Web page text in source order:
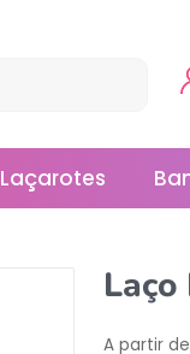
Laçarotes
A partir de